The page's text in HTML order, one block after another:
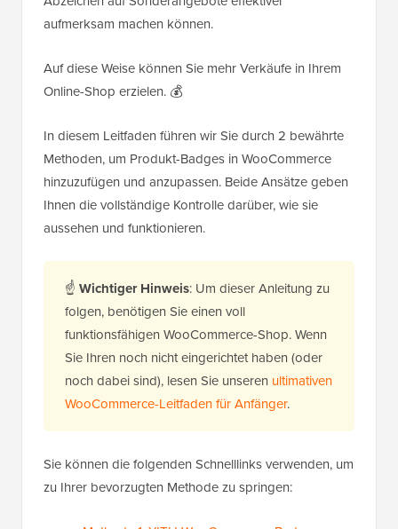
aufmerksam machen können.
Auf diese Weise können Sie mehr Verkäufe in Ihrem
Online-Shop erzielen. 💰
In diesem Leitfaden führen wir Sie durch 2 bewährte
Methoden, um Produkt-Badges in WooCommerce
hinzuzufügen und anzupassen. Beide Ansätze geben
Ihnen die vollständige Kontrolle darüber, wie sie
aussehen und funktionieren.
☝ Wichtiger Hinweis: Um dieser Anleitung zu
folgen, benötigen Sie einen voll
funktionsfähigen WooCommerce-Shop. Wenn
Sie Ihren noch nicht eingerichtet haben (oder
noch dabei sind), lesen Sie unseren ultimativen
WooCommerce-Leitfaden für Anfänger.
Sie können die folgenden Schnelllinks verwenden, um
zu Ihrer bevorzugten Methode zu springen: